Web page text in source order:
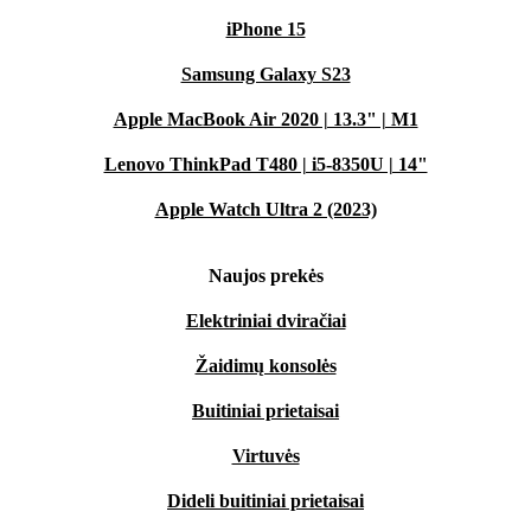
iPhone 15
Samsung Galaxy S23
Apple MacBook Air 2020 | 13.3" | M1
Lenovo ThinkPad T480 | i5-8350U | 14"
Apple Watch Ultra 2 (2023)
Naujos prekės
Elektriniai dviračiai
Žaidimų konsolės
Buitiniai prietaisai
Virtuvės
Dideli buitiniai prietaisai